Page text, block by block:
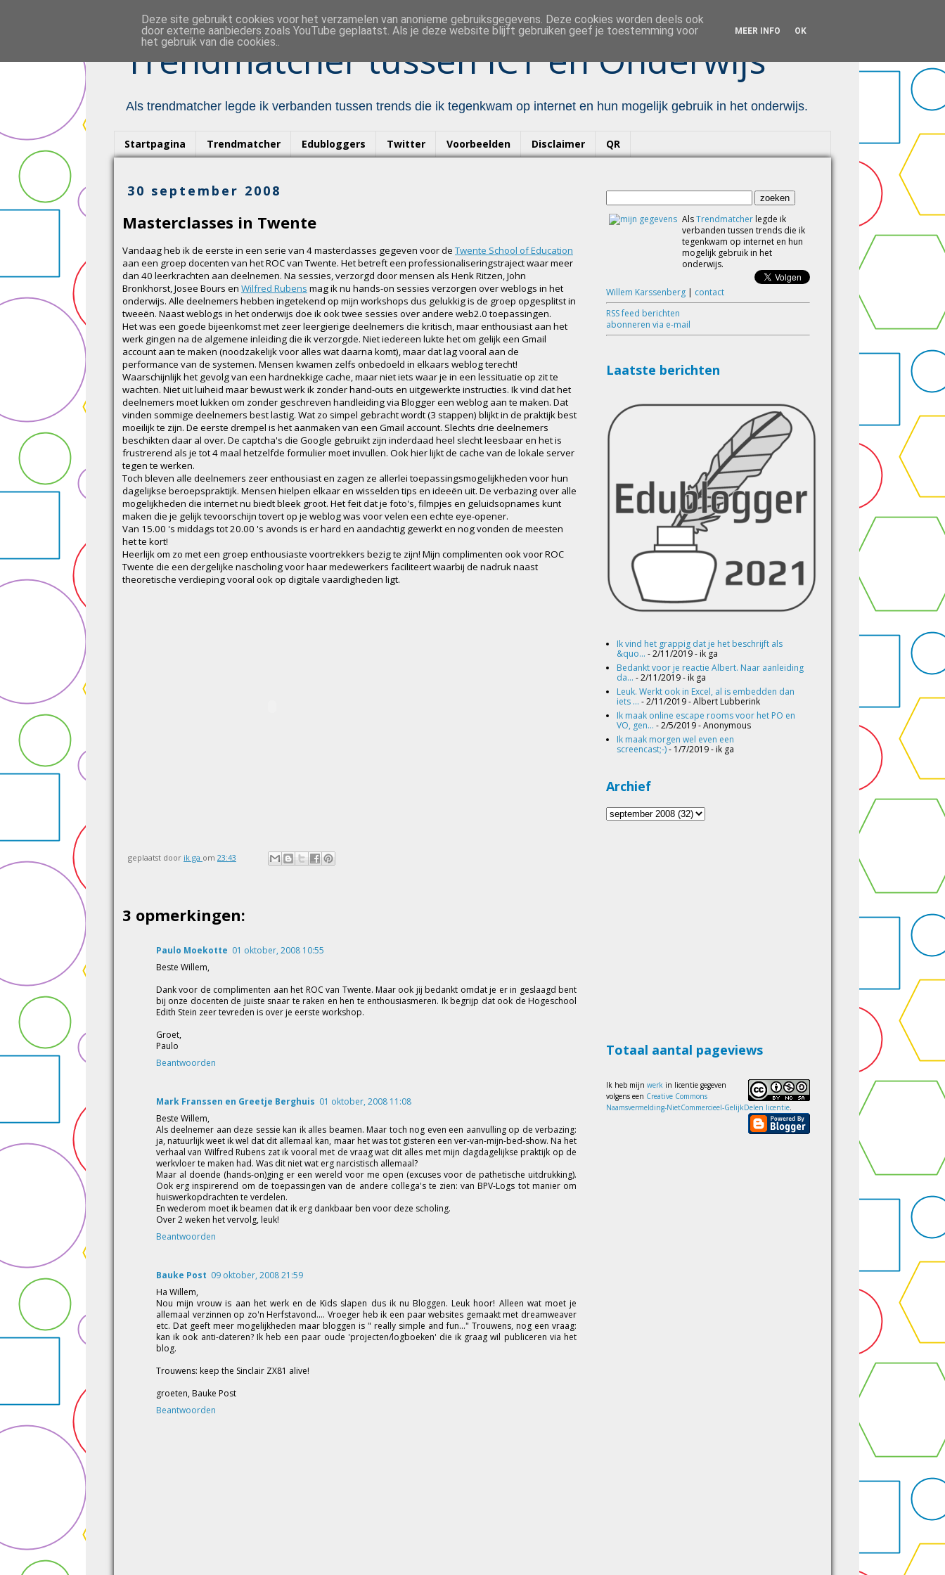
Trendmatcher tussen ICT en Onderwijs ™
Als trendmatcher legde ik verbanden tussen trends die ik tegenkwam op internet en hun mogelijk gebruik in het onderwijs.
Startpagina Trendmatcher Edubloggers Twitter Voorbeelden Disclaimer QR
30 september 2008
Masterclasses in Twente
Vandaag heb ik de eerste in een serie van 4 masterclasses gegeven voor de Twente School of Education
aan een groep docenten van het ROC van Twente. Het betreft een professionaliseringstraject waar meer
dan 40 leerkrachten aan deelnemen. Na sessies, verzorgd door mensen als Henk Ritzen, John
Bronkhorst, Josee Bours en Wilfred Rubens mag ik nu hands-on sessies verzorgen over weblogs in het
onderwijs. Alle deelnemers hebben ingetekend op mijn workshops dus gelukkig is de groep opgesplitst in
tweeën. Naast weblogs in het onderwijs doe ik ook twee sessies over andere web2.0 toepassingen.
Het was een goede bijeenkomst met zeer leergierige deelnemers die kritisch, maar enthousiast aan het
werk gingen na de algemene inleiding die ik verzorgde. Niet iedereen lukte het om gelijk een Gmail
account aan te maken (noodzakelijk voor alles wat daarna komt), maar dat lag vooral aan de
performance van de systemen. Mensen kwamen zelfs onbedoeld in elkaars weblog terecht!
Waarschijnlijk het gevolg van een hardnekkige cache, maar niet iets waar je in een lessituatie op zit te
wachten. Niet uit luiheid maar bewust werk ik zonder hand-outs en uitgewerkte instructies. Ik vind dat het
deelnemers moet lukken om zonder geschreven handleiding via Blogger een weblog aan te maken. Dat
vinden sommige deelnemers best lastig. Wat zo simpel gebracht wordt (3 stappen) blijkt in de praktijk best
moeilijk te zijn. De eerste drempel is het aanmaken van een Gmail account. Slechts drie deelnemers
beschikten daar al over. De captcha's die Google gebruikt zijn inderdaad heel slecht leesbaar en het is
frustrerend als je tot 4 maal hetzelfde formulier moet invullen. Ook hier lijkt de cache van de lokale server
tegen te werken.
Toch bleven alle deelnemers zeer enthousiast en zagen ze allerlei toepassingsmogelijkheden voor hun
dagelijkse beroepspraktijk. Mensen hielpen elkaar en wisselden tips en ideeën uit. De verbazing over alle
mogelijkheden die internet nu biedt bleek groot. Het feit dat je foto's, filmpjes en geluidsopnames kunt
maken die je gelijk tevoorschijn tovert op je weblog was voor velen een echte eye-opener.
Van 15.00 's middags tot 20.00 's avonds is er hard en aandachtig gewerkt en nog vonden de meesten
het te kort!
Heerlijk om zo met een groep enthousiaste voortrekkers bezig te zijn! Mijn complimenten ook voor ROC
Twente die een dergelijke nascholing voor haar medewerkers faciliteert waarbij de nadruk naast
theoretische verdieping vooral ook op digitale vaardigheden ligt.
geplaatst door ik ga om 23:43
3 opmerkingen:
Paulo Moekotte 01 oktober, 2008 10:55
Beste Willem,
Dank voor de complimenten aan het ROC van Twente. Maar ook jij bedankt omdat je er in geslaagd bent
bij onze docenten de juiste snaar te raken en hen te enthousiasmeren. Ik begrijp dat ook de Hogeschool
Edith Stein zeer tevreden is over je eerste workshop.
Groet,
Paulo
Beantwoorden
Mark Franssen en Greetje Berghuis 01 oktober, 2008 11:08
Beste Willem,
Als deelnemer aan deze sessie kan ik alles beamen. Maar toch nog even een aanvulling op de verbazing:
ja, natuurlijk weet ik wel dat dit allemaal kan, maar het was tot gisteren een ver-van-mijn-bed-show. Na het
verhaal van Wilfred Rubens zat ik vooral met de vraag wat dit alles met mijn dagdagelijkse praktijk op de
werkvloer te maken had. Was dit niet wat erg narcistisch allemaal?
Maar al doende (hands-on)ging er een wereld voor me open (excuses voor de pathetische uitdrukking).
Ook erg inspirerend om de toepassingen van de andere collega's te zien: van BPV-Logs tot manier om
huiswerkopdrachten te verdelen.
En wederom moet ik beamen dat ik erg dankbaar ben voor deze scholing.
Over 2 weken het vervolg, leuk!
Beantwoorden
Bauke Post 09 oktober, 2008 21:59
Ha Willem,
Nou mijn vrouw is aan het werk en de Kids slapen dus ik nu Bloggen. Leuk hoor! Alleen wat moet je
allemaal verzinnen op zo'n Herfstavond.... Vroeger heb ik een paar websites gemaakt met dreamweaver
etc. Dat geeft meer mogelijkheden maar bloggen is " really simple and fun..." Trouwens, nog een vraag:
kan ik ook anti-dateren? Ik heb een paar oude 'projecten/logboeken' die ik graag wil publiceren via het
blog.
Trouwens: keep the Sinclair ZX81 alive!
groeten, Bauke Post
Beantwoorden
AlsTrendmatcher legde ik
verbanden tussen trends die ik
tegenkwam op internet en hun
mogelijk gebruik in het
onderwijs.
Willem Karssenberg | contact
RSS feed berichten
abonneren via e-mail
Laatste berichten
Ik vind het grappig dat je het beschrijft als
&quo... - 2/11/2019- ik ga
Bedankt voor je reactie Albert. Naar aanleiding
da... - 2/11/2019- ik ga
Leuk. Werkt ook in Excel, al is embedden dan
iets ... - 2/11/2019- Albert Lubberink
Ik maak online escape rooms voor het PO en
VO, gen... - 2/5/2019- Anonymous
Ik maak morgen wel even een
screencast;-)- 1/7/2019- ik ga
Archief
Totaal aantal pageviews
Ik heb mijn werk in licentie gegeven
volgens een Creative Commons
Naamsvermelding-NietCommercieel-GelijkDelen licentie
Deze site gebruikt cookies voor het verzamelen van anonieme gebruiksgegevens. Deze cookies worden deels ook
door externe aanbieders zoals YouTube geplaatst. Als je deze website blijft gebruiken geef je toestemming voor
het gebruik van die cookies..
MEER INFO OK